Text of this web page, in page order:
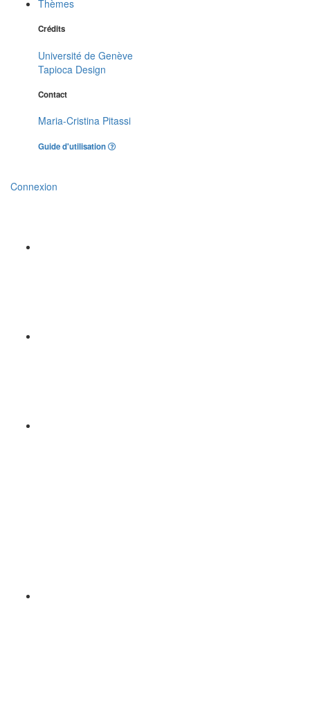
Thèmes
Crédits
Université de Genève
Tapioca Design
Contact
Maria-Cristina Pitassi
Guide d'utilisation
Connexion